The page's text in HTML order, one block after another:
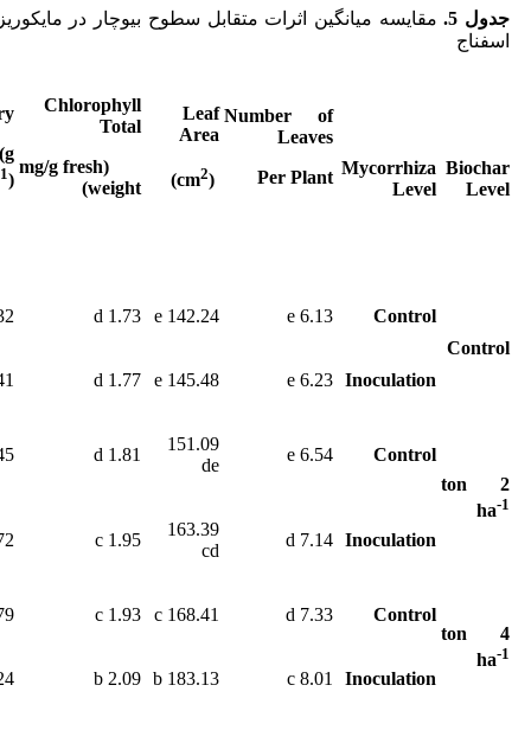
جدول 5.
مقایسه میانگین اثرات متقابل سطوح بیوچار در
اسفناج
Biochar
Level
Mycorrhiza
Level
Number of
Leaves
Per Plant
Leaf
Area
(cm
2
)
Chlorophyll
Total
(mg/g fresh
weight)
)
Control
Control
6.13 e
142.24 e
1.73 d
e
Inoculation
6.23 e
145.48 e
1.77 d
2 ton
ha-1
Control
6.54 e
151.09
de
1.81 d
d
Inoculation
7.14 d
163.39
cd
1.95 c
c
4 ton
ha-1
Control
7.33 d
168.41 c
1.93 c
c
Inoculation
8.01 c
183.13 b
2.09 b
b